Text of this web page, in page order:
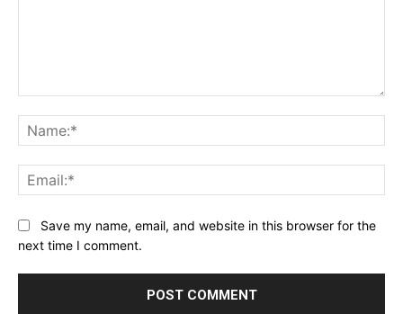
Website:Save my name, email, and website in this browser for the
next time I comment.